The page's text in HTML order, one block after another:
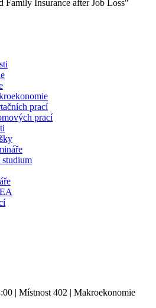
Family Insurance after Job Loss"
prací
prací
studium
| Místnost 402 | Makroekonomie